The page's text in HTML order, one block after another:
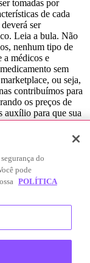
tomadas por
de cada
ser
Leia a bula. Não
nenhum tipo de
a médicos e
sem
ou seja,
contribuímos para
os preços de
auxílio para que sua
da compra
reservados.
/ SP - CEP.:
do
pode
POLÍTICA